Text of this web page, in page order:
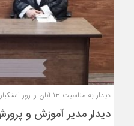
دیدار به مناسبت ۱۳ آبان و روز استکبارستیزی
دیدار مدیر آموزش و